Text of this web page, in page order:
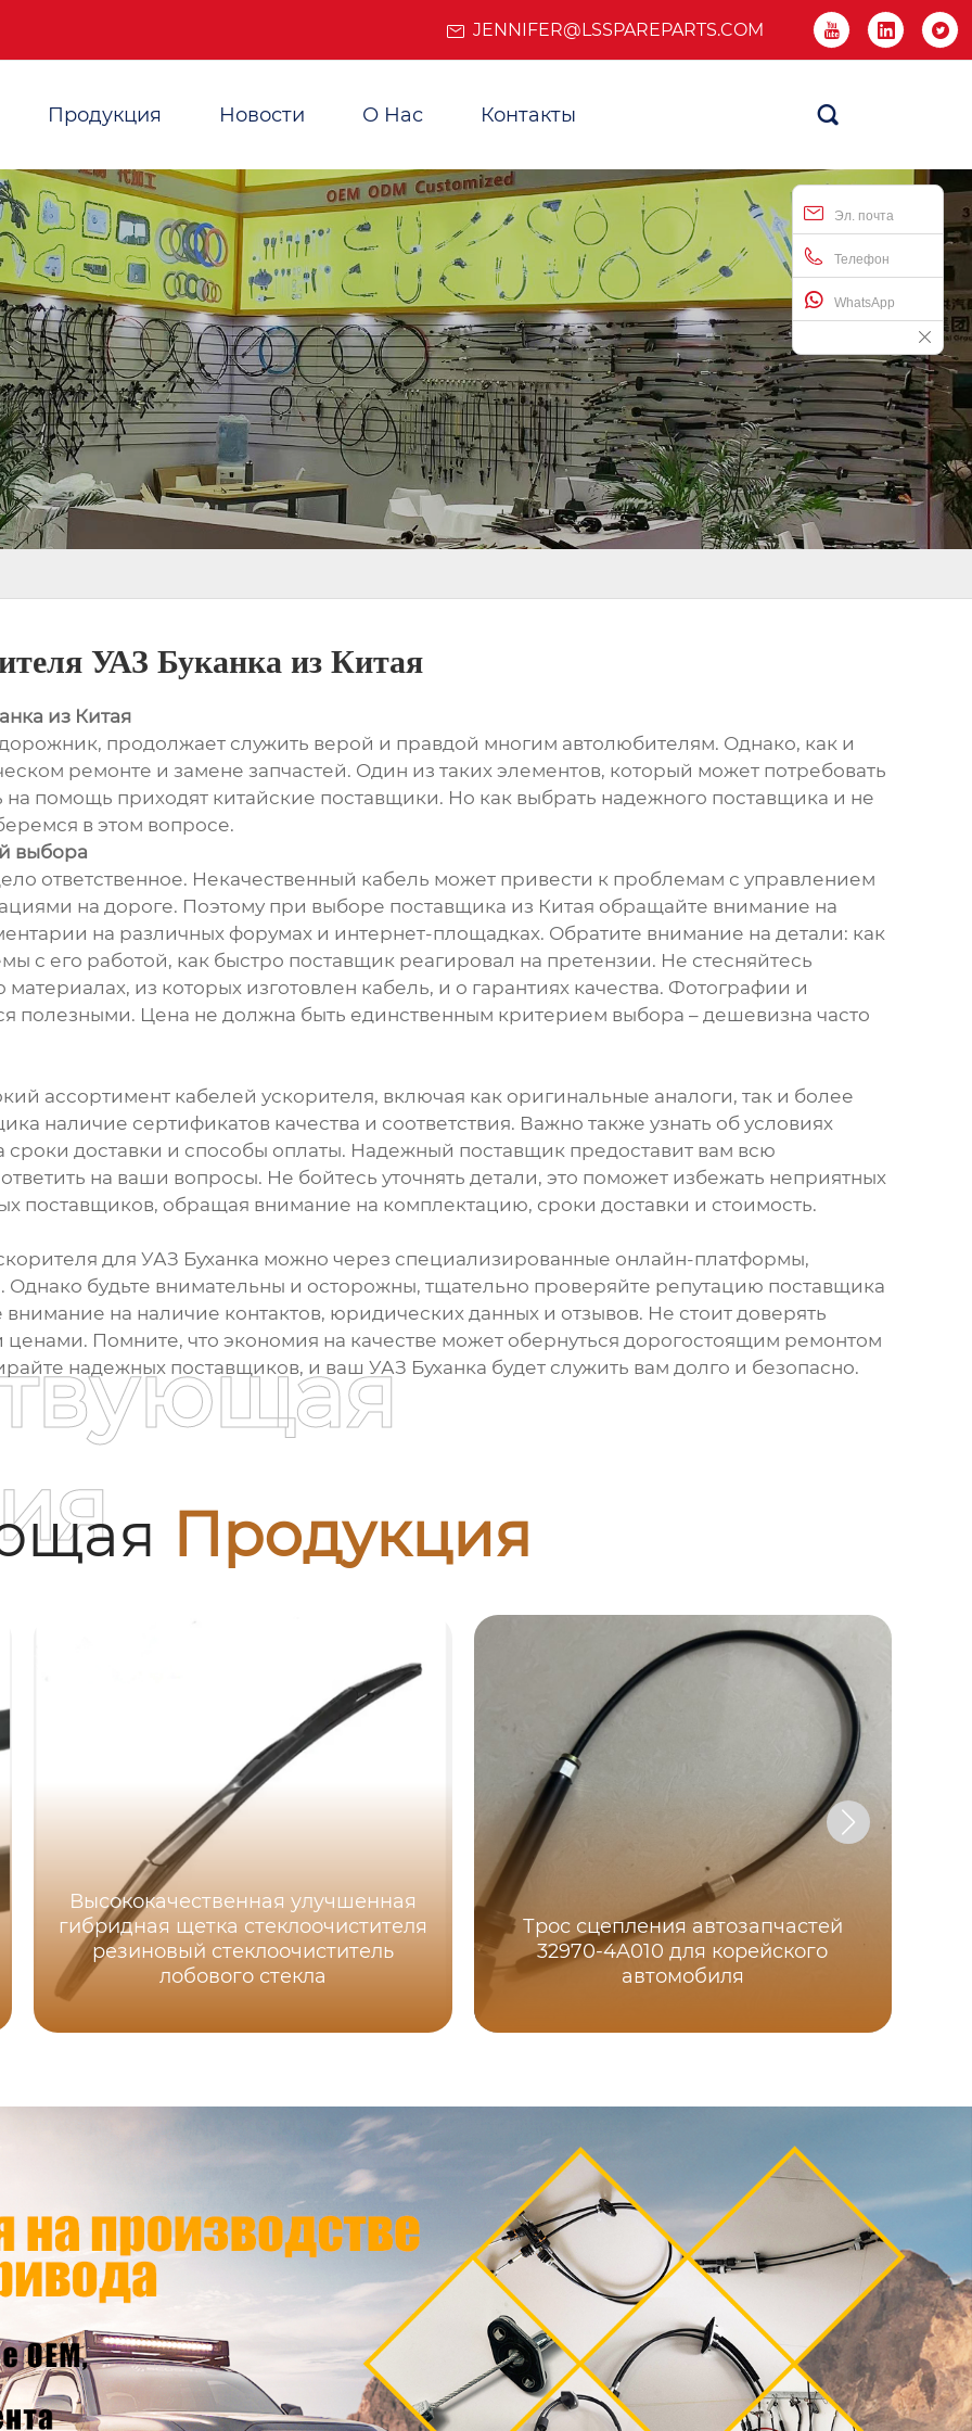
JENNIFER@LSSPAREPARTS.COM   
Продукция Новости О Нас Контакты 
Эл. почта
Телефон
WhatsApp
УАЗ Буканка из Китая
из Китая
продолжает служить верой и правдой многим автолюбителям. Однако, как и
ремонте и замене запчастей. Один из таких элементов, который может потребовать
помощь приходят китайские поставщики. Но как выбрать надежного поставщика и не
в этом вопросе.
выбора
ответственное. Некачественный кабель может привести к проблемам с управлением
на дороге. Поэтому при выборе поставщика из Китая обращайте внимание на
на различных форумах и интернет-площадках. Обратите внимание на детали: как
с его работой, как быстро поставщик реагировал на претензии. Не стесняйтесь
из которых изготовлен кабель, и о гарантиях качества. Фотографии и
полезными. Цена не должна быть единственным критерием выбора – дешевизна часто
ассортимент кабелей ускорителя, включая как оригинальные аналоги, так и более
наличие сертификатов качества и соответствия. Важно также узнать об условиях
сроки доставки и способы оплаты. Надежный поставщик предоставит вам всю
на ваши вопросы. Не бойтесь уточнять детали, это поможет избежать неприятных
поставщиков, обращая внимание на комплектацию, сроки доставки и стоимость.
для УАЗ Буханка можно через специализированные онлайн-платформы,
Однако будьте внимательны и осторожны, тщательно проверяйте репутацию поставщика
на наличие контактов, юридических данных и отзывов. Не стоит доверять
Помните, что экономия на качестве может обернуться дорогостоящим ремонтом
надежных поставщиков, и ваш УАЗ Буханка будет служить вам долго и безопасно.
Продукция
Высококачественная улучшенная
гибридная щетка стеклоочистителя
резиновый стеклоочиститель
лобового стекла
Трос сцепления автозапчастей
32970-4A010 для корейского
автомобиля